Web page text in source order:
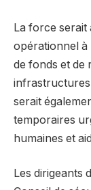
La force
opérationnel à
de fonds et de
infrastructures
serait
temporaires
humaines et
Les dirigeants